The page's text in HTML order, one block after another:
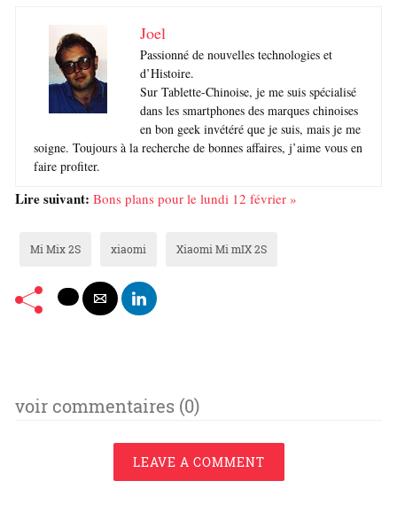
Joel
Passionné de nouvelles technologies et
d’Histoire.
Sur Tablette-Chinoise, je me suis spécialisé
dans les smartphones des marques chinoises
en bon geek invétéré que je suis, mais je me
soigne. Toujours à la recherche de bonnes affaires, j’aime vous en
faire profiter.
Lire suivant: Bons plans pour le lundi 12 février »
Mi Mix 2S xiaomi Xiaomi Mi mIX 2S
voir commentaires (0)
LEAVE A COMMENT